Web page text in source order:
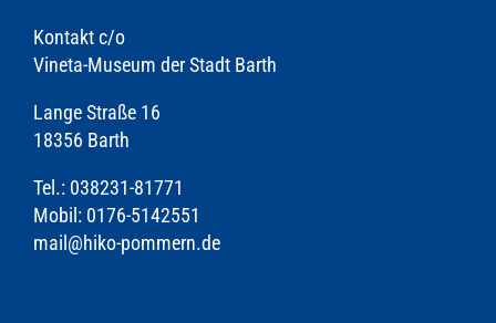
Kontakt c/o
Vineta-Museum der Stadt Barth
Lange Straße 16
18356 Barth
Tel.: 038231-81771
Mobil: 0176-5142551
mail@hiko-pommern.de